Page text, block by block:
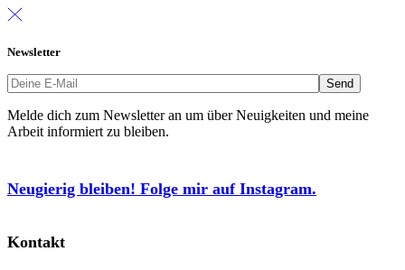
Newsletter
Melde dich zum Newsletter an um über Neuigkeiten und meine
Arbeit informiert zu bleiben.
Neugierig bleiben! Folge mir auf Instagram.
Kontakt